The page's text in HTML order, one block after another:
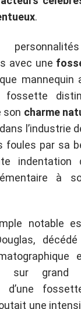
.
avec une
mannequin
fossette
son charme
l’industrie
foules par sa
indentation
à
notable
sur grand
d’une
une